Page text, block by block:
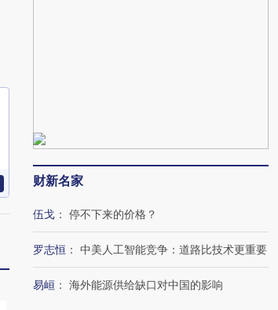
财新名家
伍戈 ： 停不下来的价格？
罗志恒 ： 中美人工智能竞争：道路比技术更重要
易峘 ： 海外能源供给缺口对中国的影响